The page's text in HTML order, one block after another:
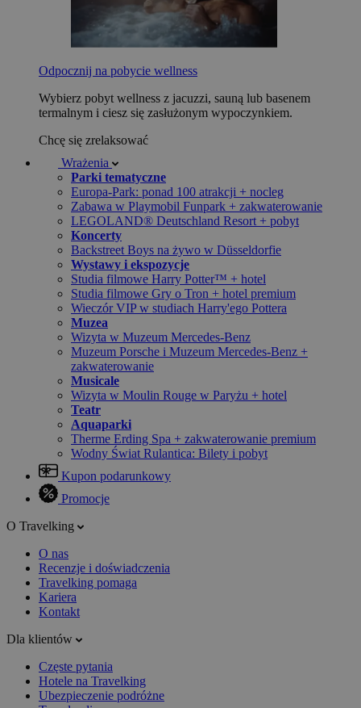
Odpocznij na pobycie wellness
Wybierz pobyt wellness z jacuzzi, sauną lub basenem
termalnym i ciesz się zasłużonym wypoczynkiem.
Chcę się zrelaksować
Wrażenia
Parki tematyczne
Europa-Park: ponad 100 atrakcji + nocleg
Zabawa w Playmobil Funpark + zakwaterowanie
LEGOLAND® Deutschland Resort + pobyt
Koncerty
Backstreet Boys na żywo w Düsseldorfie
Wystawy i ekspozycje
Studia filmowe Harry Potter™ + hotel
Studia filmowe Gry o Tron + hotel premium
Wieczór VIP w studiach Harry'ego Pottera
Muzea
Wizyta w Muzeum Mercedes-Benz
Muzeum Porsche i Muzeum Mercedes-Benz +
zakwaterowanie
Musicale
Wizyta w Moulin Rouge w Paryżu + hotel
Teatr
Aquaparki
Therme Erding Spa + zakwaterowanie premium
Wodny Świat Rulantica: Bilety i pobyt
Kupon podarunkowy
Promocje
O Travelking
O nas
Recenzje i doświadczenia
Travelking pomaga
Kariera
Kontakt
Dla klientów
Częste pytania
Hotele na Travelking
Ubezpieczenie podróżne